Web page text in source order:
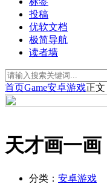
投稿
优软文档
极简导航
读者墙
首页Game安卓游戏正文
天才画一画
分类： 安卓游戏